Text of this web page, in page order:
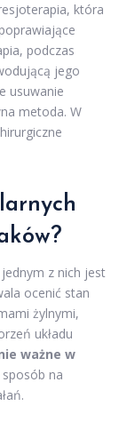
która
podczas
jego
usuwanie
metoda. W
z nich jest
ocenić stan
żylnymi,
układu
ważne w
na